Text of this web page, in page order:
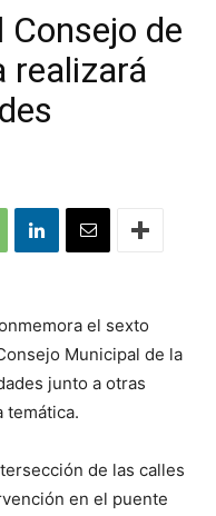
Consejo de
realizará
el sexto
Municipal de la
junto a otras
temática.
de las calles
en el puente